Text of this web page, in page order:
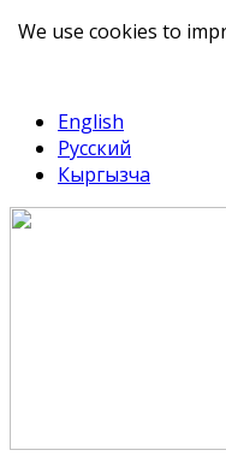
English
Русский
Кыргызча
We use cookies to